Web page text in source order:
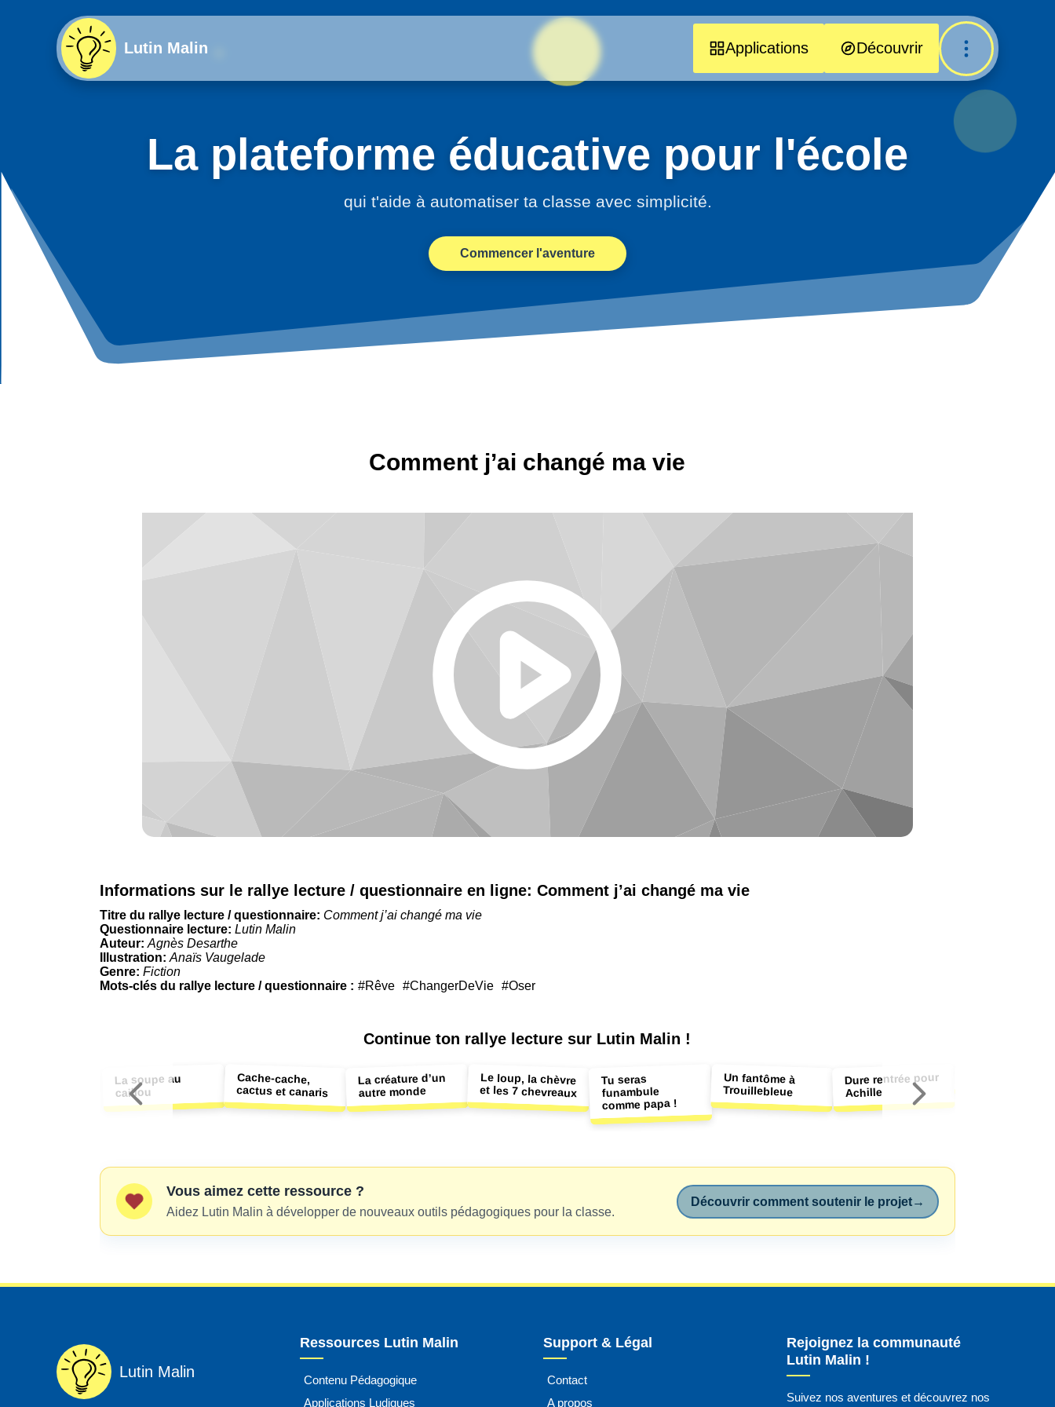
Lutin Malin Applications Découvrir
La plateforme éducative pour l'école
qui t'aide à automatiser ta classe avec simplicité.
Commencer l'aventure
Comment j’ai changé ma vie
Informations sur le rallye lecture / questionnaire en ligne: Comment j’ai changé ma vie
Titre du rallye lecture / questionnaire: Comment j’ai changé ma vie
Questionnaire lecture: Lutin Malin
Auteur: Agnès Desarthe
Illustration: Anaïs Vaugelade
Genre: Fiction
Mots-clés du rallye lecture / questionnaire : #Rêve #ChangerDeVie #Oser
Continue ton rallye lecture sur Lutin Malin !
La soupe au
caillou
Cache-cache,
cactus et canaris
La créature d’un
autre monde
Le loup, la chèvre
et les 7 chevreaux
Tu seras
funambule
comme papa !
Un fantôme à
Trouillebleue
Dure rentrée pour
Achille
Vous aimez cette ressource ?
Aidez Lutin Malin à développer de nouveaux outils pédagogiques pour la classe.
Découvrir comment soutenir le projet→
Lutin Malin
Ressources Lutin Malin
Contenu Pédagogique
Applications Ludiques
Support & Légal
Contact
A propos
Rejoignez la communauté
Lutin Malin !
Suivez nos aventures et découvrez nos